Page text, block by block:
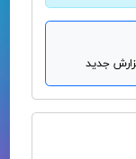
جدید